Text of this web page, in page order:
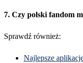
7. Czy polski fandom
Sprawdź również:
Najlepsze